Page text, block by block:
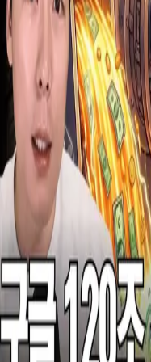
우성짱의 문서
Toggle theme
전체 YouTubeArticleTags
홈
태그 찾기/
Tag
건 YouTube1
# hyperscaler-credit-
이 태그와 연결된 문서
하는 연관 태그까지 이어
연관 태그
ai-alliance-cycle 공동문서
동문서
1 · 연관도100%#
연관도100 energy-
% hyperscaler-credit
capex공동문서1· 연관도
· 연관도71 %# youtube-
50%#berkshire-hathaway
공동문서
· 연관도35%
2026년 6월 2일